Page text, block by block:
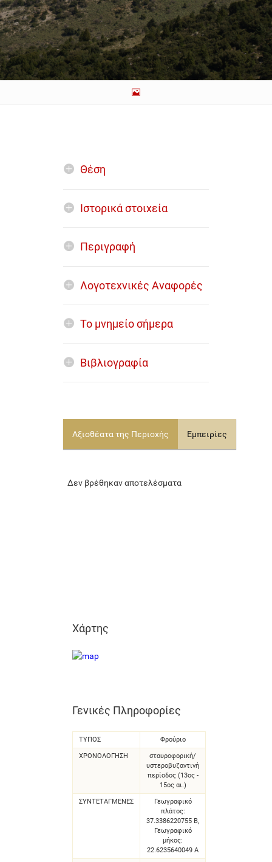
Θέση
Ιστορικά στοιχεία
Περιγραφή
Λογοτεχνικές Αναφορές
Το μνημείο σήμερα
Βιβλιογραφία
Αξιοθέατα της Περιοχής Εμπειρίες
Δεν βρέθηκαν αποτελέσματα
Χάρτης
Γενικές Πληροφορίες
ΤΥΠΟΣ Φρούριο
ΧΡΟΝΟΛΌΓΗΣΗ
σταυροφορική/
υστεροβυζαντινή
περίοδος (13ος -
15ος αι.)
ΣΥΝΤΕΤΑΓΜΈΝΕΣ
Γεωγραφικό
πλάτος:
37.3386220755 Β,
Γεωγραφικό
μήκος:
22.6235640049 Α